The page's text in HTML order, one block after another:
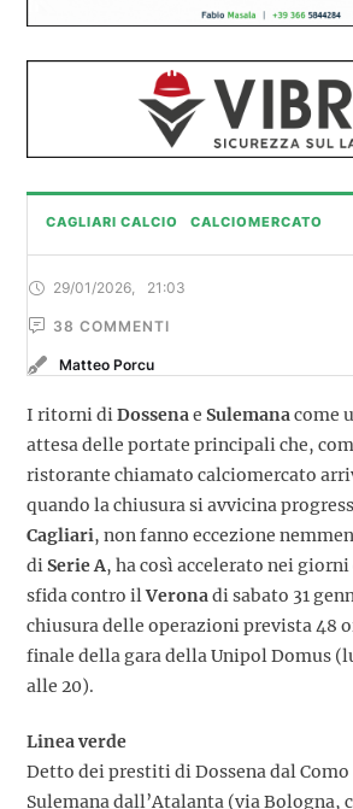
CAGLIARI CALCIO CALCIOMERCATO
29/01/2026 21:03
38 COMMENTI
Matteo Porcu
I ritorni diDossenae Sulemanacome
attesa delle portate principali che,
ristorante chiamato calciomercato
quando la chiusura si avvicina
Cagliari, non fanno eccezione
diSerie A, ha così accelerato nei
sfida contro ilVeronadi sabato 31
chiusura delle operazioni prevista 48
finale della gara della Unipol Domus
alle 20).
Linea verde
Detto dei prestiti di Dossena dal Como
Sulemana dall’Atalanta (via Bologna,